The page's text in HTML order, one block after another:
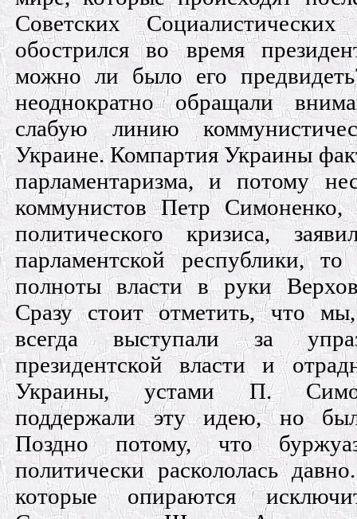
Советских
обострился во время
можно ли было его
неоднократно обращали
слабую линию
Украине. Компартия Украины
парламентаризма, и потому
коммунистов Петр
политического кризиса,
парламентской республики,
полноты власти в руки
Сразу стоит отметить, что
всегда выступали за
президентской власти и
Украины, устами П.
поддержали эту идею, но
Поздно потому, что
политически раскололась
которые опираются